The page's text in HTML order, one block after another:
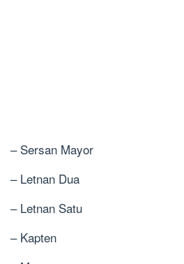
– Sersan Mayor
– Letnan Dua
– Letnan Satu
– Kapten